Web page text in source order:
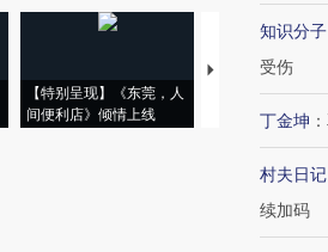
【特别呈现】《东莞，人
间便利店》倾情上线
【推广】走进第四
会，让数智科技“
知识分子
受伤
丁金坤 ：
村夫日记
续加码